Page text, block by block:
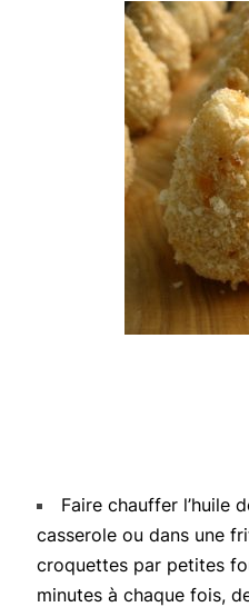
Faire chauffer l’huile
casserole ou dans une
croquettes par petites
minutes à chaque fois,